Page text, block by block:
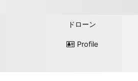
ドローン
Profile